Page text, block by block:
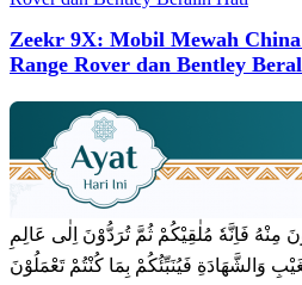
Zeekr 9X: Mobil Mewah
Range Rover dan Bentley
مِنْهُ فَاِنَّهٗ مُلٰقِيْكُمْ ثُمَّ تُرَدُّوْنَ اِلٰى عَالِمِ